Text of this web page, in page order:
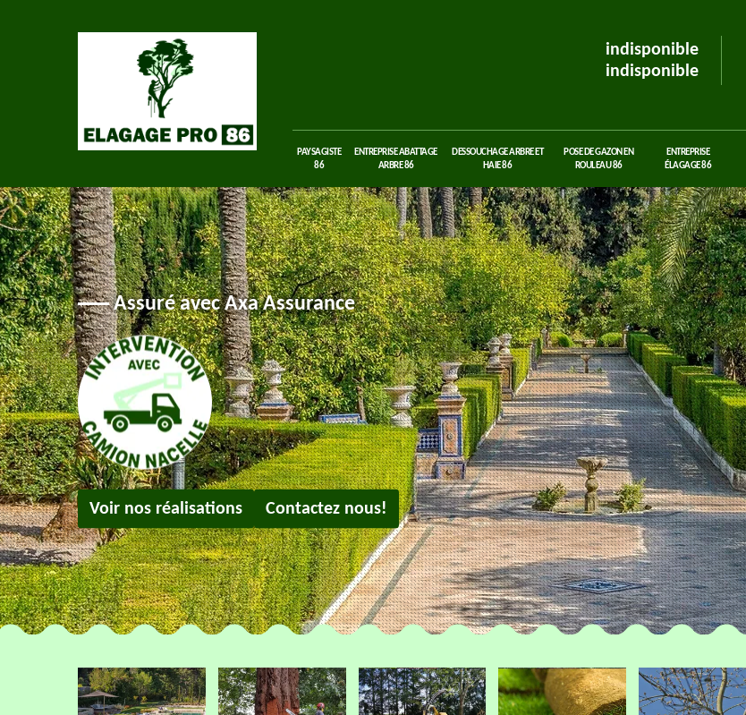
indisponible
indisponible
PAYSAGISTE
86
ENTREPRISE ABATTAGE
ARBRE 86
DESSOUCHAGE ARBRE ET
HAIE 86
POSE DE GAZON EN
ROULEAU 86
ENTREPRISE
ÉLAGAGE 86
Assuré avec Axa Assurance
Voir nos réalisations Contactez nous!